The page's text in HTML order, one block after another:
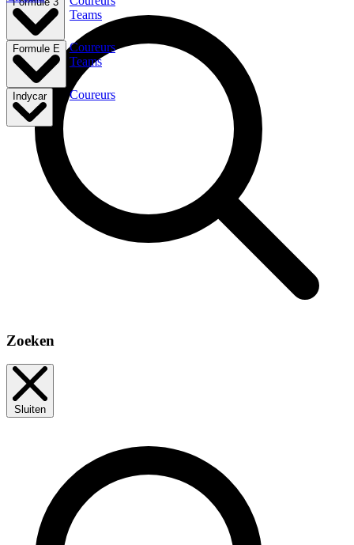
Teams
Formule E
Coureurs
Teams
Indycar Coureurs
Zoeken
Sluiten